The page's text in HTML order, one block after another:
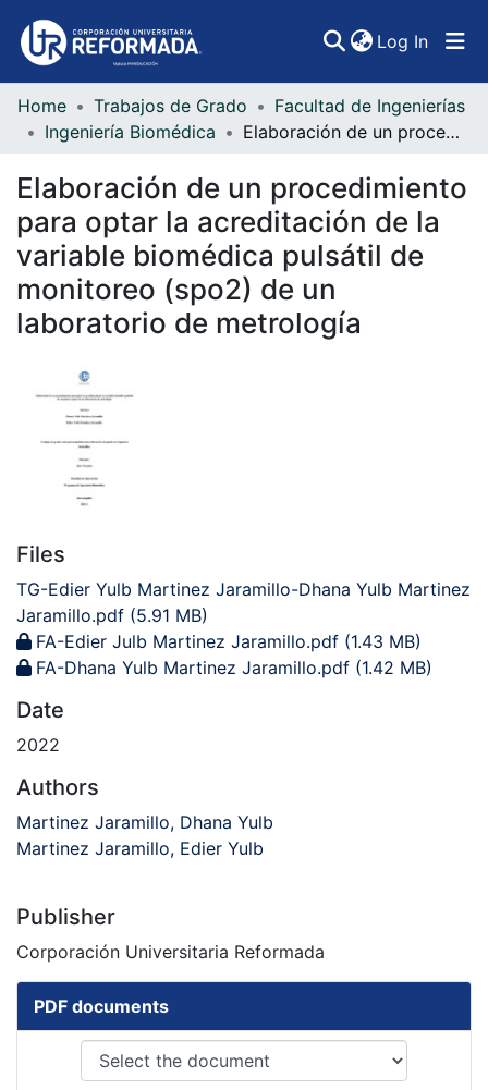
Log In
Communities & Collections
Home Trabajos de Grado
Facultad de Ingenierías
Ingeniería Biomédica
Elaboración de un procedimiento para optar la acreditación de la variable biomédica pulsátil de monitoreo (spo2) de un laboratorio de metrología
Elaboración de un procedimiento
para optar la acreditación de la
variable biomédica pulsátil de
monitoreo (spo2) de un
laboratorio de metrología
Files
TG-Edier Yulb Martinez Jaramillo-Dhana Yulb Martinez
Jaramillo.pdf (5.91 MB)
FA-Edier Julb Martinez Jaramillo.pdf (1.43 MB)
FA-Dhana Yulb Martinez Jaramillo.pdf (1.42 MB)
Date
2022
Authors
Martinez Jaramillo, Dhana Yulb
Martinez Jaramillo, Edier Yulb
Publisher
Corporación Universitaria Reformada
PDF documents